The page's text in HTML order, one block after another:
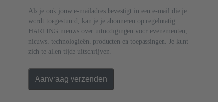
Als je ook jouw e-mailadres bevestigt in een e-mail die je
wordt toegestuurd, kan je je abonneren op regelmatig
HARTING nieuws over uitnodigingen voor evenementen,
nieuws, technologieën, producten en toepassingen. Je kunt
zich te allen tijde uitschrijven.
Aanvraag verzenden